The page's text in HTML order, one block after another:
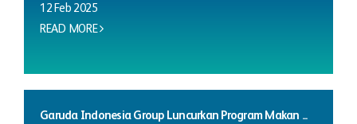
12 Feb 2025
READ MORE
Garuda Indonesia Group Luncurkan Program Makan ...